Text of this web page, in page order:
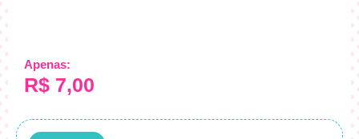
Apenas:
R$ 7,00